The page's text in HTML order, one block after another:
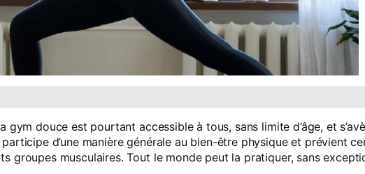
gym douce est pourtant accessible à tous, sans limite d’âge, et
d’une manière générale au bien-être physique et prévient
groupes musculaires. Tout le monde peut la pratiquer, sans